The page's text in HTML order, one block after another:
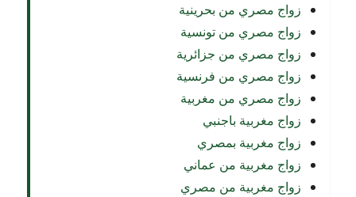
زواج مصري من بحرينية
زواج مصري من تونسية
زواج مصري من جزائرية
زواج مصري من فرنسية
زواج مصري من مغربية
زواج مغربية باجنبي
زواج مغربية بمصري
زواج مغربية من عماني
زواج مغربية من مصري